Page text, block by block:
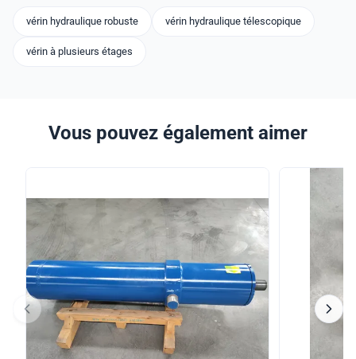
vérin hydraulique robuste vérin hydraulique télescopique
vérin à plusieurs étages
Vous pouvez également aimer